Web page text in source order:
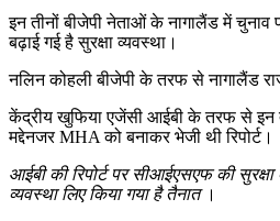
इन तीनों बीजेपी नेताओं के नागालैंड में चुनाव
बढ़ाई गई है सुरक्षा व्यवस्था।
नलिन कोहली बीजेपी के तरफ से नागालैंड
केंद्रीय खुफिया एजेंसी आईबी के तरफ से इन
मद्देनजर MHA को बनाकर भेजी थी रिपोर्ट।
आईबी की रिपोर्ट पर सीआईएसएफ की
व्यवस्था लिए किया गया है तैनात।